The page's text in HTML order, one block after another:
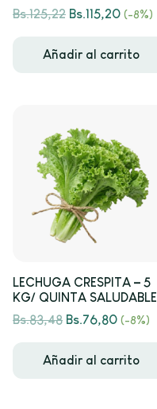
Bs.125,22 Bs.115,20 (-8%)
Añadir al carrito
LECHUGA CRESPITA – 5
KG/ QUINTA SALUDABLE
Bs.83,48 Bs.76,80 (-8%)
Añadir al carrito